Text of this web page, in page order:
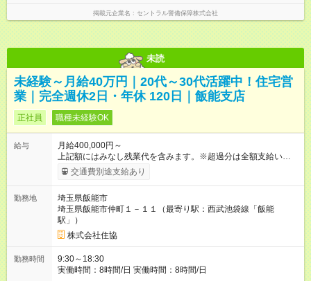
掲載元企業名 セントラル警備保障株式会社
未読
未経験～月給40万円｜20代～30代活躍中！住宅営
業｜完全週休2日・年休 120日｜飯能支店
正社員 職種未経験OK
給与
月給400,000円～
上記額にはみなし残業代を含みます。※超過分は全額支給いたし
ます。 みなし残業代 90,300円／月 みなし残業時間 38時間／月
月給40万円以上+高額歩合給（インセンティブ）+報奨金 上記額
過分は別途支給します。 ※試用期間は6ヶ月。その間の給与は本
採用と待遇は変わりません。 【月収例】 月収110万円／月の成
約数2件 月収75万円／月の成約数1件 ────────────────
■個人プレーではなくチーム営業 不動産営業と聞くと、厳しい個
人主義の世界を想像する方もいるかもしれません。 しかし住協
は違います。 個人目標だけでなく支店全体の成果も大切にして
いるため、 「困ったら助ける」 「成功事例を共有する」 そんな
交通費別途支給あり
勤務地
埼玉県飯能市
埼玉県飯能市仲町１－１１（最寄り駅：西武池袋線「飯能
駅」）
株式会社住協
勤務時間
9:30～18:30
実働時間：8時間/日 実働時間：8時間/日